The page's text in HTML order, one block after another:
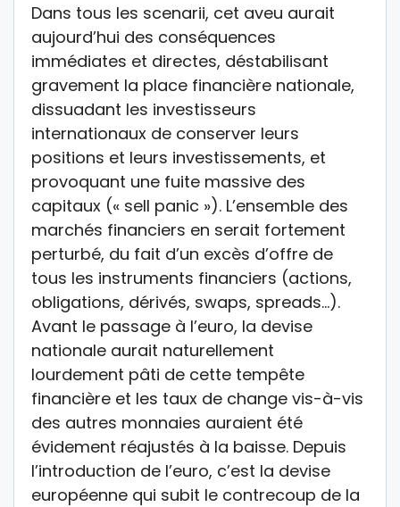
Dans tous les scenarii, cet aveu aurait
aujourd’hui des conséquences
immédiates et directes, déstabilisant
gravement la place financière nationale,
dissuadant les investisseurs
internationaux de conserver leurs
positions et leurs investissements, et
provoquant une fuite massive des
capitaux (« sell panic »). L’ensemble des
marchés financiers en serait fortement
perturbé, du fait d’un excès d’offre de
tous les instruments financiers (actions,
obligations, dérivés, swaps, spreads…).
Avant le passage à l’euro, la devise
nationale aurait naturellement
lourdement pâti de cette tempête
financière et les taux de change vis-à-vis
des autres monnaies auraient été
évidement réajustés à la baisse. Depuis
l’introduction de l’euro, c’est la devise
européenne qui subit le contrecoup de la